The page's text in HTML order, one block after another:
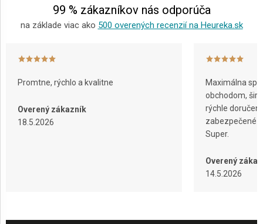
99 % zákazníkov nás odporúča
na základe viac ako 500 overených recenzií na Heureka.sk
Promtne, rýchlo a kvalitne
Overený zákazník
18.5.2026
Maximálna
obchodom,
rýchle
zabezpečené
Super.
Overený
14.5.2026